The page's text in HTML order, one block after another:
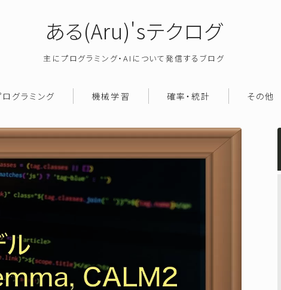
ある(Aru)'sテクログ
主にプログラミング・AIについて発信するブログ
グラミング 機械学習 確率・統計 その他